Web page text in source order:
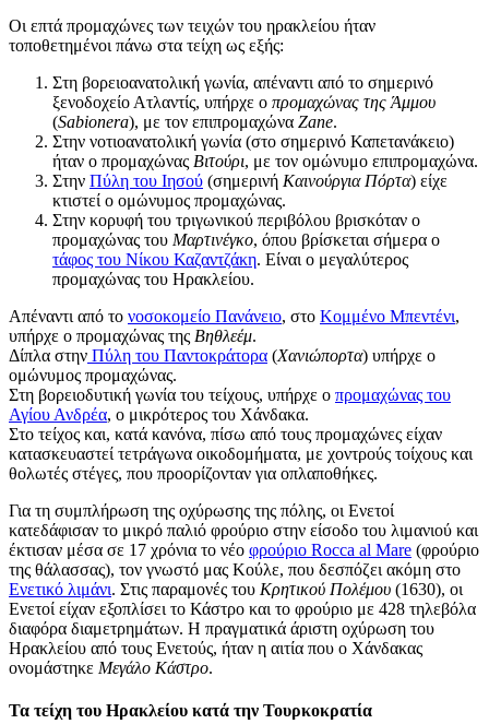
Οι επτά προμαχώνες των τειχών του ηρακλείου ήταν
τοποθετημένοι πάνω στα τείχη ως εξής:
Στη βορειοανατολική γωνία, απέναντι από το σημερινό
ξενοδοχείο Ατλαντίς, υπήρχε ο προμαχώνας της Άμμου
(Sabionera), με τον επιπρομαχώνα Zane.
Στην νοτιοανατολική γωνία (στο σημερινό Καπετανάκειο)
ήταν ο προμαχώνας Βιτούρι, με τον ομώνυμο επιπρομαχώνα.
Στην Πύλη του Ιησού (σημερινή Καινούργια Πόρτα) είχε
κτιστεί ο ομώνυμος προμαχώνας.
Στην κορυφή του τριγωνικού περιβόλου βρισκόταν ο
προμαχώνας του Μαρτινέγκο, όπου βρίσκεται σήμερα ο
τάφος του Νίκου Καζαντζάκη. Είναι ο μεγαλύτερος
προμαχώνας του Ηρακλείου.
Απέναντι από το νοσοκομείο Πανάνειο, στο Κομμένο Μπεντένι,
υπήρχε ο προμαχώνας της Βηθλεέμ.
Δίπλα στην Πύλη του Παντοκράτορα (Χανιώπορτα) υπήρχε ο
ομώνυμος προμαχώνας.
Στη βορειοδυτική γωνία του τείχους, υπήρχε ο προμαχώνας του
Αγίου Ανδρέα, ο μικρότερος του Χάνδακα.
Στο τείχος και, κατά κανόνα, πίσω από τους προμαχώνες είχαν
κατασκευαστεί τετράγωνα οικοδομήματα, με χοντρούς τοίχους και
θολωτές στέγες, που προορίζονταν για οπλαποθήκες.
Για τη συμπλήρωση της οχύρωσης της πόλης, οι Ενετοί
κατεδάφισαν το μικρό παλιό φρούριο στην είσοδο του λιμανιού και
έκτισαν μέσα σε 17 χρόνια το νέο φρούριο Rocca al Mare (φρούριο
της θάλασσας), τον γνωστό μας Κούλε, που δεσπόζει ακόμη στο
Ενετικό λιμάνι. Στις παραμονές του Κρητικού Πολέμου (1630), οι
Ενετοί είχαν εξοπλίσει το Κάστρο και το φρούριο με 428 τηλεβόλα
διαφόρα διαμετρημάτων. Η πραγματικά άριστη οχύρωση του
Ηρακλείου από τους Ενετούς, ήταν η αιτία που ο Χάνδακας
ονομάστηκε Μεγάλο Κάστρο.
Τα τείχη του Ηρακλείου κατά την Τουρκοκρατία